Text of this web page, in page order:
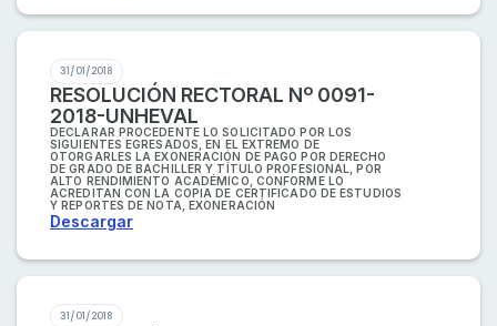
31/01/2018
RESOLUCIÓN RECTORAL Nº 0091-
2018-UNHEVAL
DECLARAR PROCEDENTE LO SOLICITADO POR LOS
SIGUIENTES EGRESADOS, EN EL EXTREMO DE
OTORGARLES LA EXONERACIÓN DE PAGO POR DERECHO
DE GRADO DE BACHILLER Y TÍTULO PROFESIONAL, POR
ALTO RENDIMIENTO ACADÉMICO, CONFORME LO
ACREDITAN CON LA COPIA DE CERTIFICADO DE ESTUDIOS
Y REPORTES DE NOTA, EXONERACIÓN
Descargar
31/01/2018